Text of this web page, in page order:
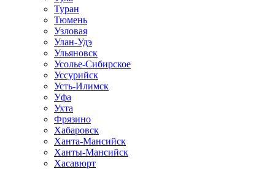
Туран
Тюмень
Узловая
Улан-Удэ
Ульяновск
Усолье-Сибирское
Уссурийск
Усть-Илимск
Уфа
Ухта
Фрязино
Хабаровск
Ханта-Мансийск
Ханты-Мансийск
Хасавюрт